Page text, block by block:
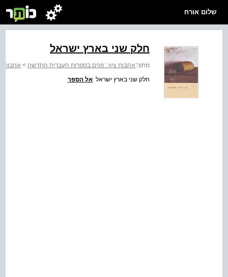
שלום אורח
חלק שני בארץ ישראל
מתוך:אהבות ציון : פנים בספרות העברית החדשה > אהבות
חלק שני בארץ ישראל אל הספר